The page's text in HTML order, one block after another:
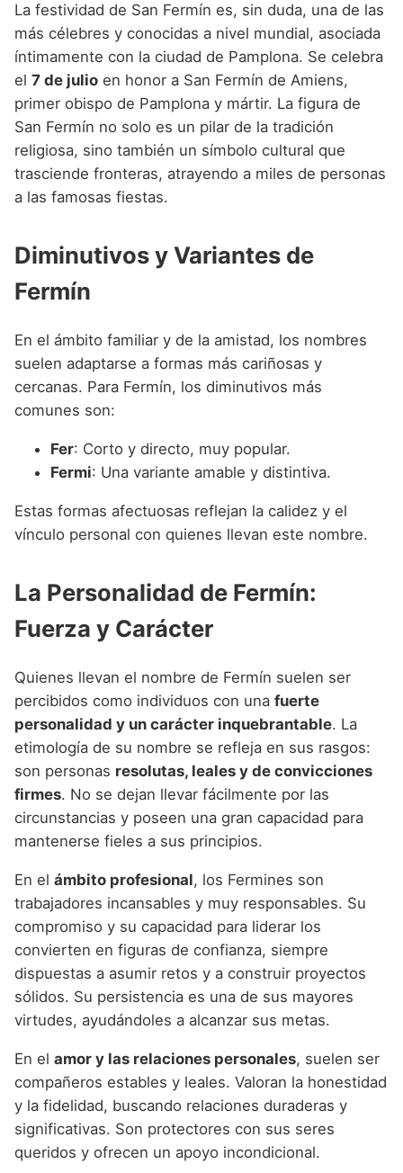
La festividad de San Fermín es, sin duda, una de las
más célebres y conocidas a nivel mundial, asociada
íntimamente con la ciudad de Pamplona. Se celebra
el 7 de julio en honor a San Fermín de Amiens,
primer obispo de Pamplona y mártir. La figura de
San Fermín no solo es un pilar de la tradición
religiosa, sino también un símbolo cultural que
trasciende fronteras, atrayendo a miles de personas
a las famosas fiestas.
Diminutivos y Variantes de
Fermín
En el ámbito familiar y de la amistad, los nombres
suelen adaptarse a formas más cariñosas y
cercanas. Para Fermín, los diminutivos más
comunes son:
Fer: Corto y directo, muy popular.
Fermi: Una variante amable y distintiva.
Estas formas afectuosas reflejan la calidez y el
vínculo personal con quienes llevan este nombre.
La Personalidad de Fermín:
Fuerza y Carácter
Quienes llevan el nombre de Fermín suelen ser
percibidos como individuos con una fuerte
personalidad y un carácter inquebrantable. La
etimología de su nombre se refleja en sus rasgos:
son personas resolutas, leales y de convicciones
firmes. No se dejan llevar fácilmente por las
circunstancias y poseen una gran capacidad para
mantenerse fieles a sus principios.
En el ámbito profesional, los Fermines son
trabajadores incansables y muy responsables. Su
compromiso y su capacidad para liderar los
convierten en figuras de confianza, siempre
dispuestas a asumir retos y a construir proyectos
sólidos. Su persistencia es una de sus mayores
virtudes, ayudándoles a alcanzar sus metas.
En el amor y las relaciones personales, suelen ser
compañeros estables y leales. Valoran la honestidad
y la fidelidad, buscando relaciones duraderas y
significativas. Son protectores con sus seres
queridos y ofrecen un apoyo incondicional.